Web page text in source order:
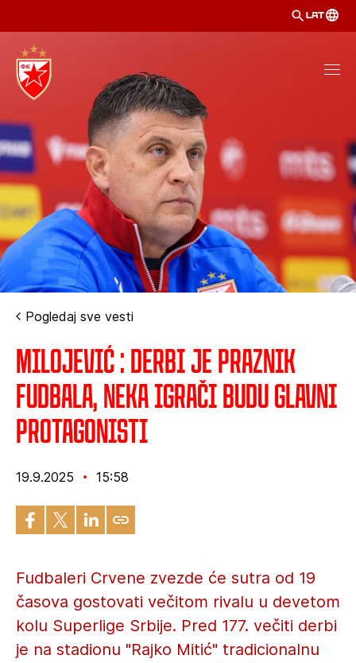
LAT
Pogledaj sve vesti
Milojević : Derbi je praznik
fudbala, neka igrači budu glavni
protagonisti
19.9.2025 15:58
Fudbaleri Crvene zvezde će sutra od 19
časova gostovati večitom rivalu u devetom
kolu Superlige Srbije. Pred 177. večiti derbi
je na stadionu "Rajko Mitić" tradicionalnu